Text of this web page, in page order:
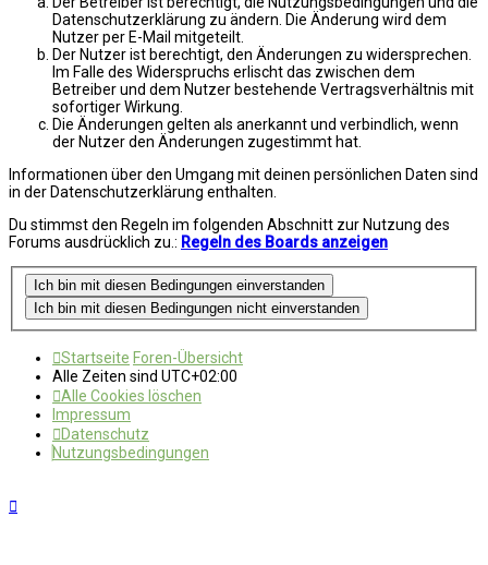
Datenschutzerklärung zu ändern. Die Änderung wird dem
Nutzer per E-Mail mitgeteilt.
Der Nutzer ist berechtigt, den Änderungen zu widersprechen.
Im Falle des Widerspruchs erlischt das zwischen dem
Betreiber und dem Nutzer bestehende Vertragsverhältnis mit
sofortiger Wirkung.
Die Änderungen gelten als anerkannt und verbindlich, wenn
der Nutzer den Änderungen zugestimmt hat.
Informationen über den Umgang mit deinen persönlichen Daten sind
in der Datenschutzerklärung enthalten.
Du stimmst den Regeln im folgenden Abschnitt zur Nutzung des
Forums ausdrücklich zu.: Regeln des Boards anzeigen
Startseite Foren-Übersicht
Alle Zeiten sind UTC+02:00
Alle Cookies löschen
Impressum
Datenschutz
Nutzungsbedingungen